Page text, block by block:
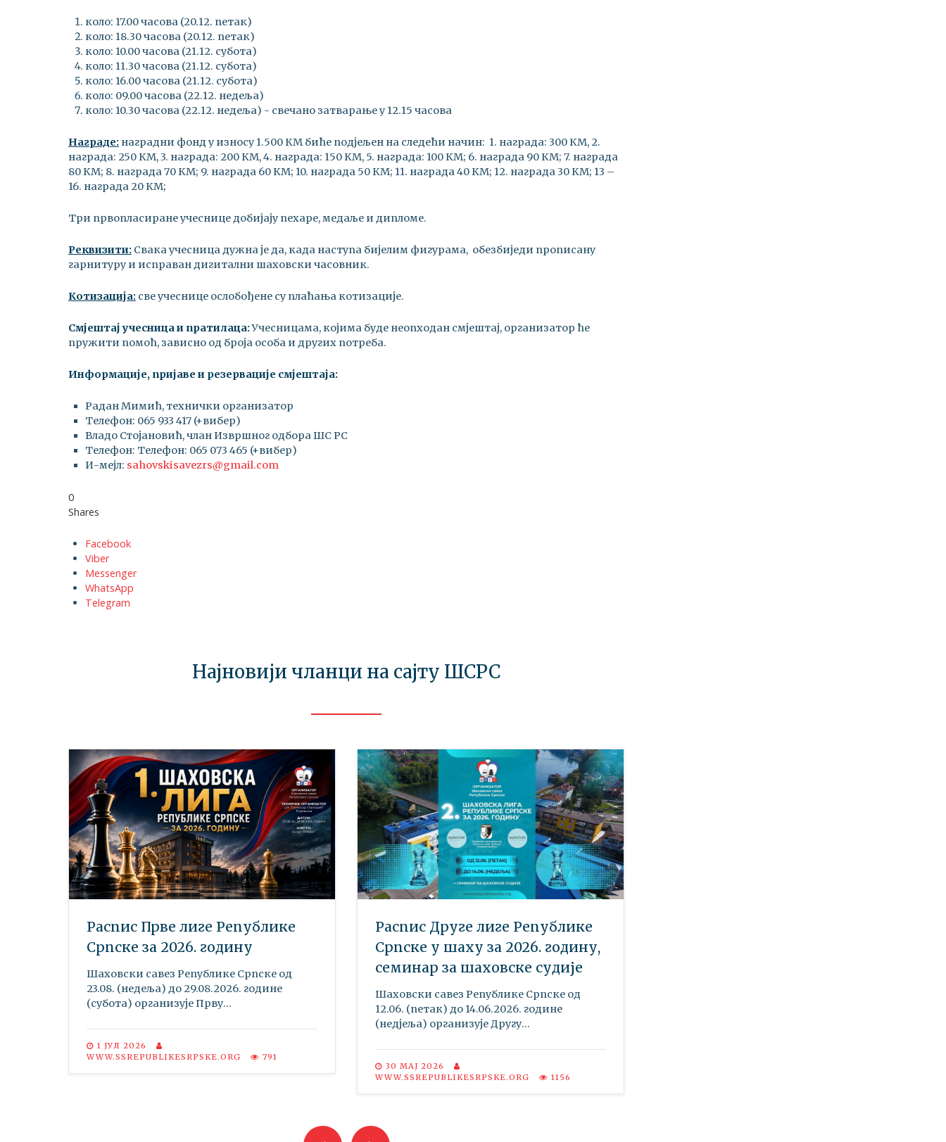
коло: 17.00 часова (20.12. петак)
коло: 18.30 часова (20.12. петак)
коло: 10.00 часова (21.12. субота)
коло: 11.30 часова (21.12. субота)
коло: 16.00 часова (21.12. субота)
коло: 09.00 часова (22.12. недеља)
коло: 10.30 часова (22.12. недеља) - свечано затварање у 12.15 часова
Награде: наградни фонд у износу 1.500 КМ биће подјељен на следећи начин: 1. награда: 300 КМ, 2.
награда: 250 КМ, 3. награда: 200 КМ, 4. награда: 150 КМ, 5. награда: 100 КМ; 6. награда 90 КМ; 7. награда
80 КМ; 8. награда 70 КМ; 9. награда 60 КМ; 10. награда 50 КМ; 11. награда 40 КМ; 12. награда 30 КМ; 13 –
16. награда 20 КМ;
Tри првопласиране учеснице добијају пехаре, медаље и дипломе.
Реквизити: Свака учесница дужна је да, када наступа бијелим фигурама, обезбиједи прописану
гарнитуру и исправан дигитални шаховски часовник.
Котизација: све учеснице ослобођене су плаћања котизације.
Смјештај учесница и пратилаца:Учесницама, којима буде неопходан смјештај, организатор ће
пружити помоћ, зависно од броја особа и других потреба.
Информације, пријаве и резервације смјештаја:
Радан Мимић, технички организатор
Телефон: 065 933 417 (+вибер)
Владо Стојановић, члан Извршног одбора ШС РС
Телефон: Телефон: 065 073 465 (+вибер)
И-мејл: sahovskisavezrs@gmail.com
0
Shares
Facebook
Viber
Messenger
WhatsApp
Telegram
Најновији чланци на сајту ШСРС
Распис Прве лиге Републике
Српске за 2026. годину
Шаховски савез Републике Српске oд
23.08. (недеља) до 29.08.2026. године
(субота) организује Прву...
1 ЈУЛ 2026
WWW.SSREPUBLIKESRPSKE.ORG
791
Распис Друге лиге Републике
Српске у шаху за 2026. годину,
семинар за шаховске судије
Шаховски савез Републике Српске oд
12.06. (петак) до 14.06.2026. године
(недјеља) организује Другу...
30 МАЈ 2026
WWW.SSREPUBLIKESRPSKE.ORG
1156